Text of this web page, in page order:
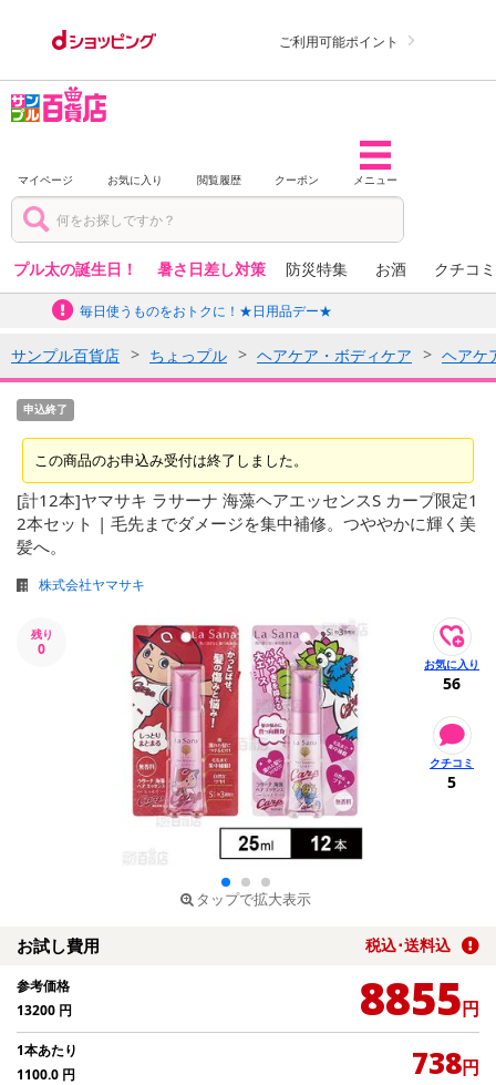
ご利用可能ポイント
マイページ お気に入り 閲覧履歴 クーポン メニュー
プル太の誕生日！ 暑さ日差し対策 防災特集 お酒 クチコ
毎日使うものをおトクに！★日用品デー★
サンプル百貨店 ちょっプル ヘアケア・ボディケア ヘアケ
申込終了
この商品のお申込み受付は終了しました。
[計12本]ヤマサキ ラサーナ 海藻ヘアエッセンスS カープ限定1
2本セット | 毛先までダメージを集中補修。つややかに輝く美
髪へ。
株式会社ヤマサキ
残り
0
タップで拡大表示
56
5
お試し費用 税込･送料込
参考価格
13200 円 8855円
1本あたり
1100.0 円 738円